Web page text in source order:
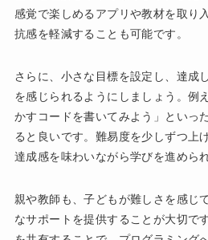
感覚で楽しめるアプリや教材を取り
抗感を軽減することも可能です。
さらに、小さな目標を設定し、達成
を感じられるようにしましょう。例
かすコードを書いてみよう」といっ
ると良いです。難易度を少しずつ上
達成感を味わいながら学びを進めら
親や教師も、子どもが難しさを感じ
なサポートを提供することが大切で